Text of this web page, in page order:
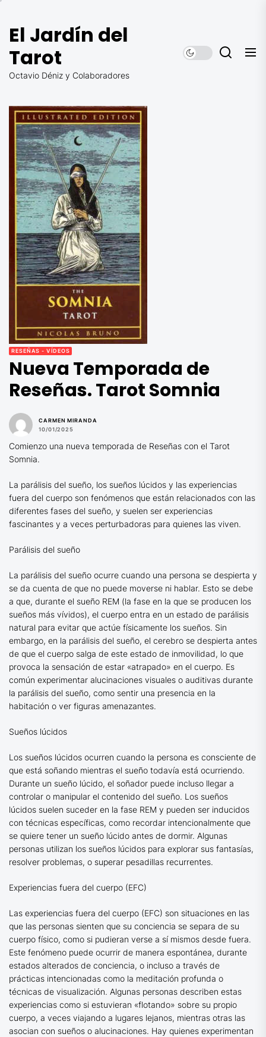
contenido
El Jardín del
Tarot
Octavio Déniz y Colaboradores
RESEÑAS - VÍDEOS
Nueva Temporada de
Reseñas. Tarot Somnia
CARMEN MIRANDA
10/01/2025
Comienzo una nueva temporada de Reseñas con el Tarot
Somnia.
La parálisis del sueño, los sueños lúcidos y las experiencias
fuera del cuerpo son fenómenos que están relacionados con las
diferentes fases del sueño, y suelen ser experiencias
fascinantes y a veces perturbadoras para quienes las viven.
Parálisis del sueño
La parálisis del sueño ocurre cuando una persona se despierta y
se da cuenta de que no puede moverse ni hablar. Esto se debe
a que, durante el sueño REM (la fase en la que se producen los
sueños más vívidos), el cuerpo entra en un estado de parálisis
natural para evitar que actúe físicamente los sueños. Sin
embargo, en la parálisis del sueño, el cerebro se despierta antes
de que el cuerpo salga de este estado de inmovilidad, lo que
provoca la sensación de estar «atrapado» en el cuerpo. Es
común experimentar alucinaciones visuales o auditivas durante
la parálisis del sueño, como sentir una presencia en la
habitación o ver figuras amenazantes.
Sueños lúcidos
Los sueños lúcidos ocurren cuando la persona es consciente de
que está soñando mientras el sueño todavía está ocurriendo.
Durante un sueño lúcido, el soñador puede incluso llegar a
controlar o manipular el contenido del sueño. Los sueños
lúcidos suelen suceder en la fase REM y pueden ser inducidos
con técnicas específicas, como recordar intencionalmente que
se quiere tener un sueño lúcido antes de dormir. Algunas
personas utilizan los sueños lúcidos para explorar sus fantasías,
resolver problemas, o superar pesadillas recurrentes.
Experiencias fuera del cuerpo (EFC)
Las experiencias fuera del cuerpo (EFC) son situaciones en las
que las personas sienten que su conciencia se separa de su
cuerpo físico, como si pudieran verse a sí mismos desde fuera.
Este fenómeno puede ocurrir de manera espontánea, durante
estados alterados de conciencia, o incluso a través de
prácticas intencionadas como la meditación profunda o
técnicas de visualización. Algunas personas describen estas
experiencias como si estuvieran «flotando» sobre su propio
cuerpo, a veces viajando a lugares lejanos, mientras otras las
asocian con sueños o alucinaciones. Hay quienes experimentan